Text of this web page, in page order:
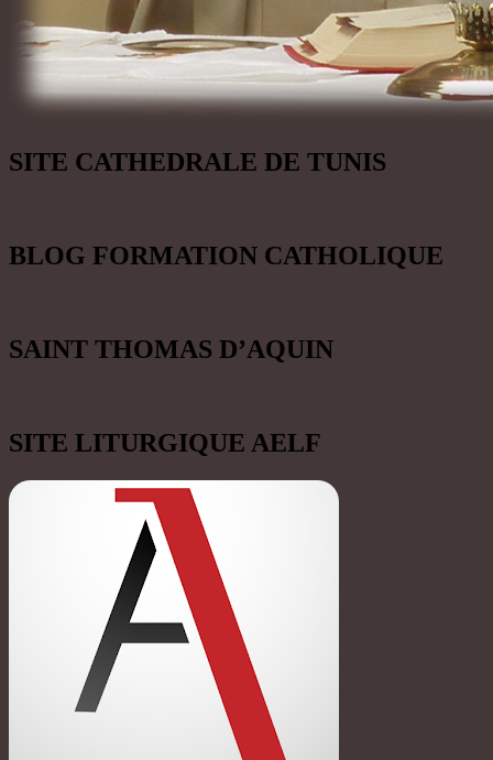
SITE CATHEDRALE DE TUNIS
BLOG FORMATION CATHOLIQUE
SAINT THOMAS D’AQUIN
SITE LITURGIQUE AELF